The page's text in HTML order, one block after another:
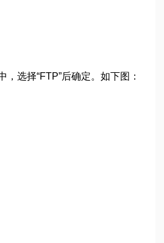
，选择“FTP”后确定。如下图：